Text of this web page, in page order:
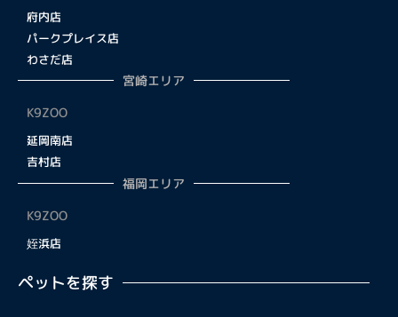
府内店
パークプレイス店
わさだ店
宮崎エリア
K9ZOO
延岡南店
吉村店
福岡エリア
K9ZOO
姪浜店
ペットを探す